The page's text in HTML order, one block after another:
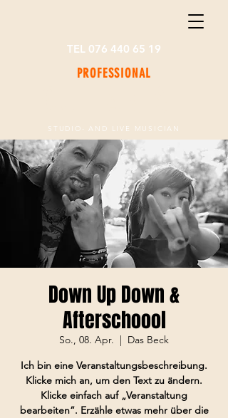
PROFESSIONAL
STUDIO- AND LIVE MUSICIAN
TEL 076 440 65 19
Down Up Down &
Afterschoool
So., 08. Apr.
  |
Das Beck
Ich bin eine Veranstaltungsbeschreibung.
Klicke mich an, um den Text zu ändern.
Klicke einfach auf „Veranstaltung
bearbeiten“. Erzähle etwas mehr über die